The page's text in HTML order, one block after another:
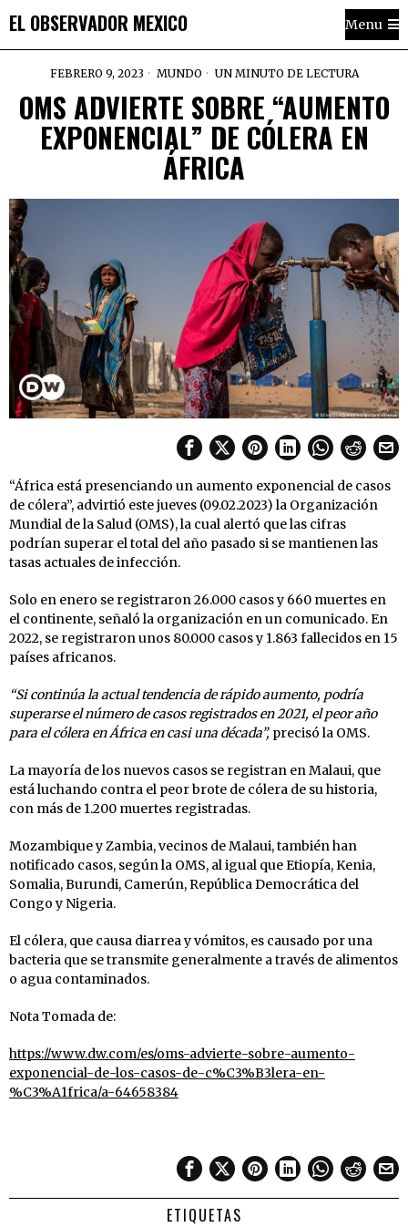
EL OBSERVADOR MEXICO Menu
FEBRERO 9, 2023 MUNDO UN MINUTO DE LECTURA
OMS ADVIERTE SOBRE “AUMENTO
EXPONENCIAL” DE CÓLERA EN
ÁFRICA
“África está presenciando un aumento exponencial de casos
de cólera”, advirtió este jueves (09.02.2023) la Organización
Mundial de la Salud (OMS), la cual alertó que las cifras
podrían superar el total del año pasado si se mantienen las
tasas actuales de infección.
Solo en enero se registraron 26.000 casos y 660 muertes en
el continente, señaló la organización en un comunicado. En
2022, se registraron unos 80.000 casos y 1.863 fallecidos en 15
países africanos.
“Si continúa la actual tendencia de rápido aumento, podría
superarse el número de casos registrados en 2021, el peor año
para el cólera en África en casi una década”, precisó la OMS.
La mayoría de los nuevos casos se registran en Malaui, que
está luchando contra el peor brote de cólera de su historia,
con más de 1.200 muertes registradas.
Mozambique y Zambia, vecinos de Malaui, también han
notificado casos, según la OMS, al igual que Etiopía, Kenia,
Somalia, Burundi, Camerún, República Democrática del
Congo y Nigeria.
El cólera, que causa diarrea y vómitos, es causado por una
bacteria que se transmite generalmente a través de alimentos
o agua contaminados.
Nota Tomada de:
https://www.dw.com/es/oms-advierte-sobre-aumento-
exponencial-de-los-casos-de-c%C3%B3lera-en-
%C3%A1frica/a-64658384
ETIQUETAS